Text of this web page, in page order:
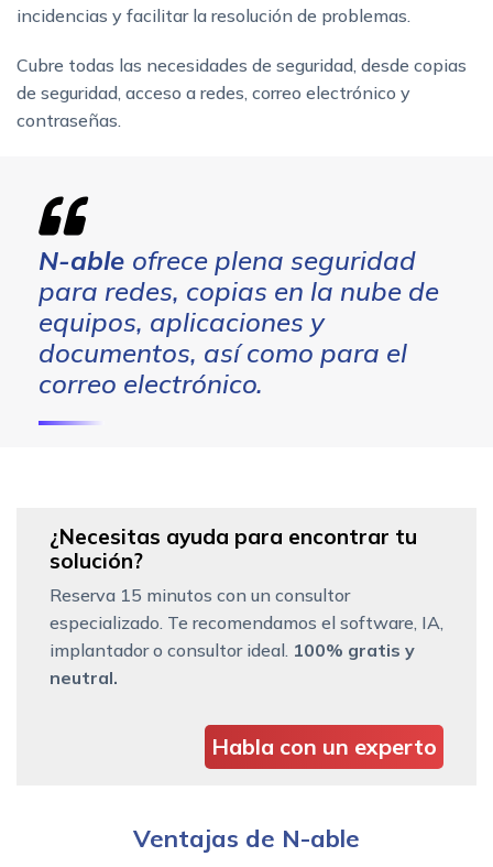
incidencias y facilitar la resolución de problemas.
Cubre todas las necesidades de seguridad, desde copias
de seguridad, acceso a redes, correo electrónico y
contraseñas.
N-able ofrece plena seguridad
para redes, copias en la nube de
equipos, aplicaciones y
documentos, así como para el
correo electrónico.
¿Necesitas ayuda para encontrar tu
solución?
Reserva 15 minutos con un consultor
especializado. Te recomendamos el software, IA,
implantador o consultor ideal. 100% gratis y
neutral.
Habla con un experto
Ventajas de N-able